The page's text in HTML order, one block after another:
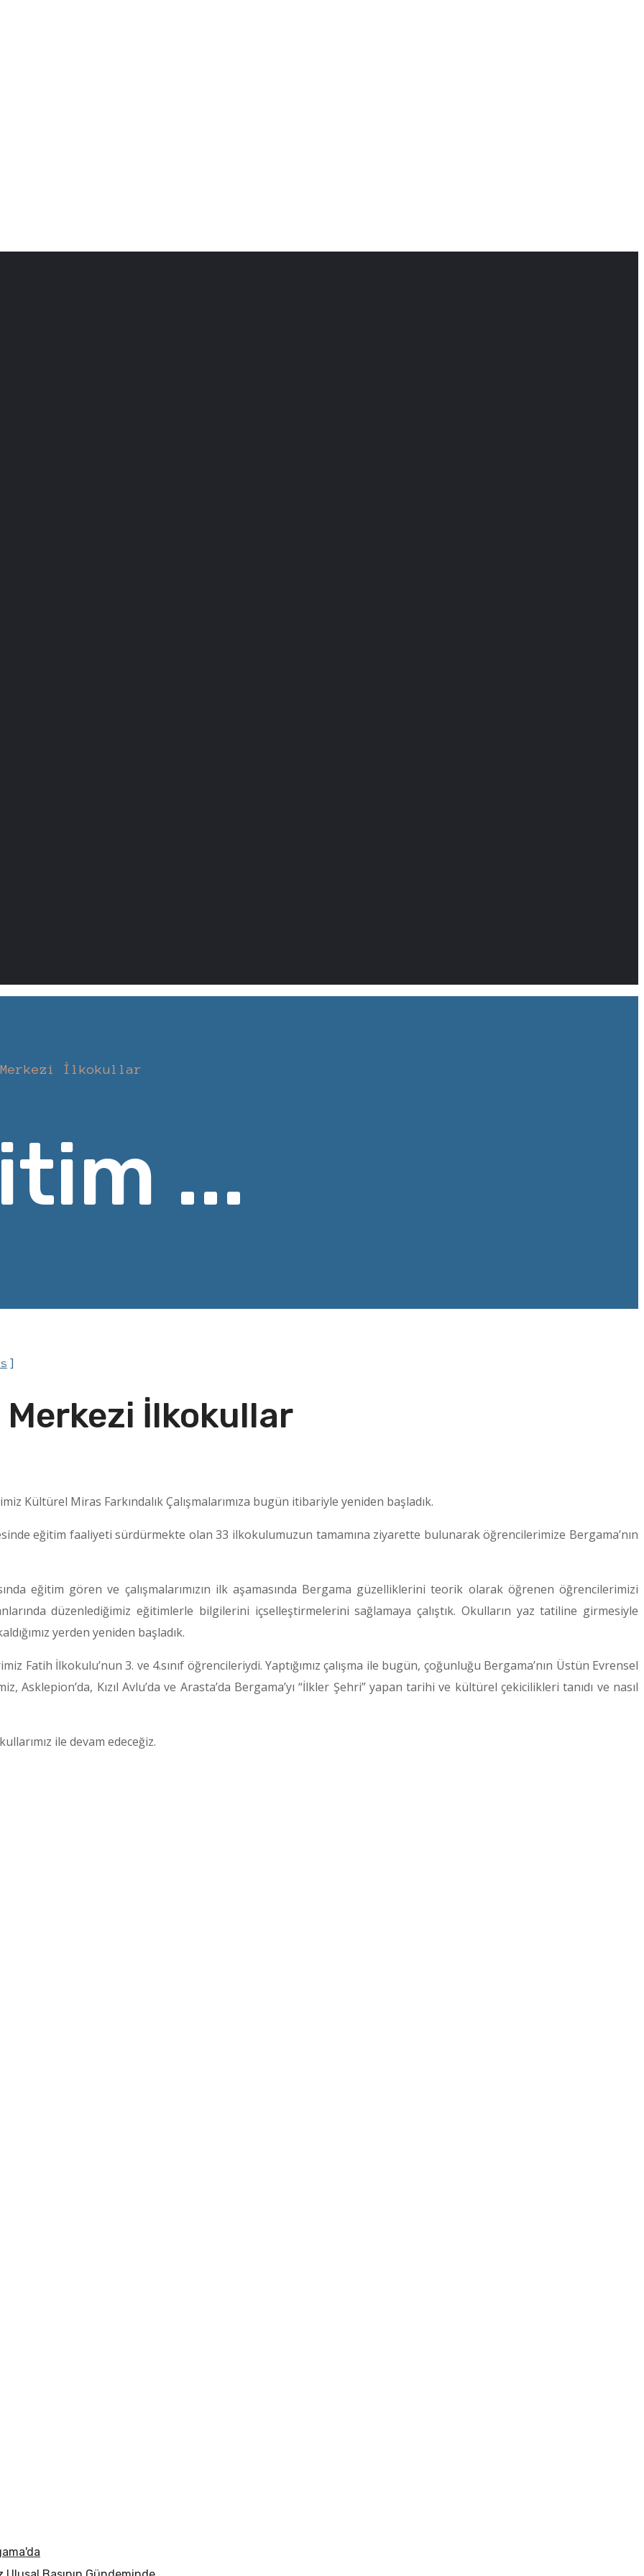
İlkokullar
...
]
İlkokullar
Kültürel Miras Farkındalık Çalışmalarımıza bugün itibariyle yeniden başladık.
eğitim faaliyeti sürdürmekte olan 33 ilkokulumuzun tamamına ziyarette bulunarak öğrencilerimize Bergama’nın
eğitim gören ve çalışmalarımızın ilk aşamasında Bergama güzelliklerini teorik olarak öğrenen öğrencilerimizi
düzenlediğimiz eğitimlerle bilgilerini içselleştirmelerini sağlamaya çalıştık. Okulların yaz tatiline girmesiyle
yerden yeniden başladık.
Fatih İlkokulu’nun 3. ve 4.sınıf öğrencileriydi. Yaptığımız çalışma ile bugün, çoğunluğu Bergama’nın Üstün Evrensel
Kızıl Avlu’da ve Arasta’da Bergama’yı “İlkler Şehri” yapan tarihi ve kültürel çekicilikleri tanıdı ve nasıl
ile devam edeceğiz.